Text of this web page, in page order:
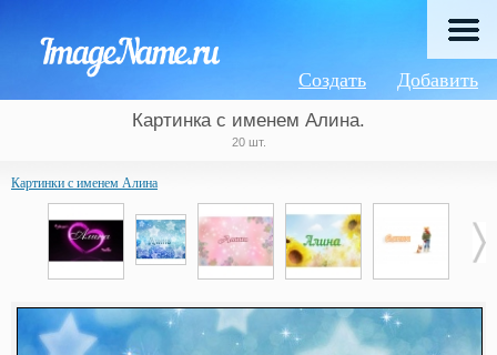
Добавить
Создать
Картинка с именем Алина.
20 шт.
Картинки с именем Алина